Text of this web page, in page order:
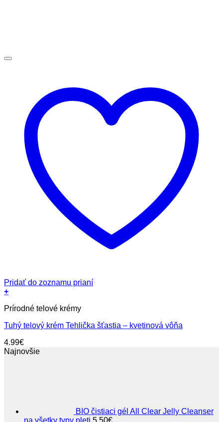
Pridať do zoznamu prianí
+
Prírodné telové krémy
Tuhý telový krém Tehlička šťastia – kvetinová vôňa
4.99€
Najnovšie
BIO čistiaci gél All Clear Jelly Cleanser
na všetky typy pleti 5.50€